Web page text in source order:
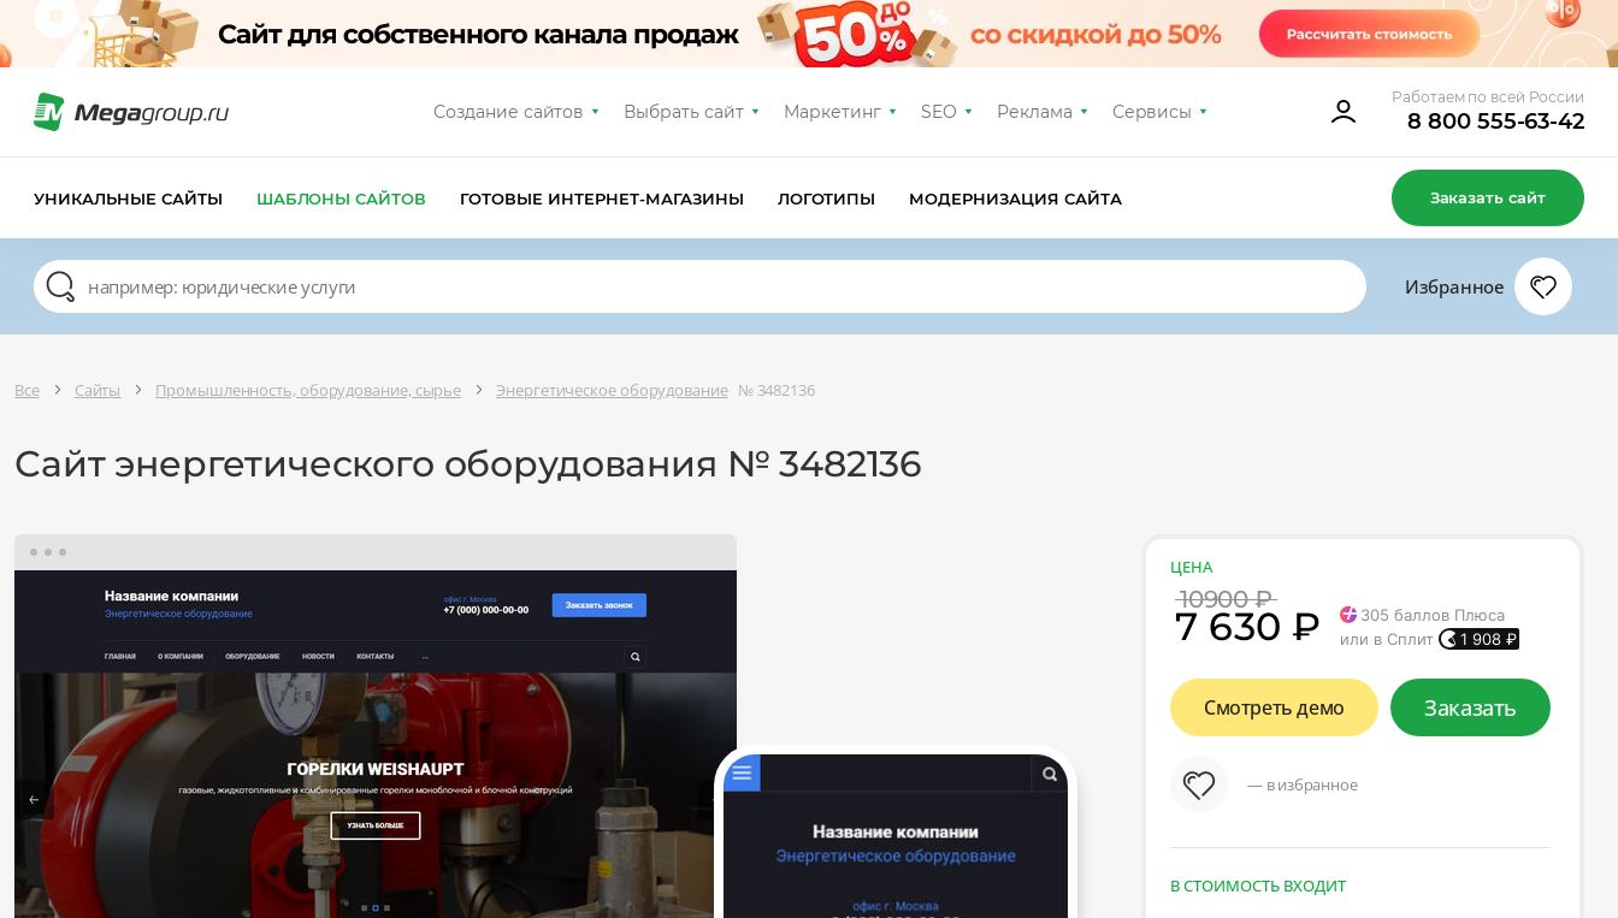
Создание сайтов Выбрать сайт Маркетинг SEO Реклама Сервисы
Работаем по всей России
8 800 555-63-42
УНИКАЛЬНЫЕ САЙТЫ ШАБЛОНЫ САЙТОВ ГОТОВЫЕ ИНТЕРНЕТ-МАГАЗИНЫ ЛОГОТИПЫ МОДЕРНИЗАЦИЯ САЙТА Заказать сайт
Избранное
Все Сайты Промышленность, оборудование, сырье Энергетическое оборудование № 3482136
Сайт энергетического оборудования № 3482136
ЦЕНА
10900 ₽
7 630 ₽ 305 баллов Плюса
или в Сплит
1 908 ₽
Смотреть демо Заказать
— в избранное
В СТОИМОСТЬ ВХОДИТ